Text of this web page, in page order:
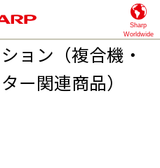
Sharp
Worldwide
ョン（複合機・
ー関連商品）